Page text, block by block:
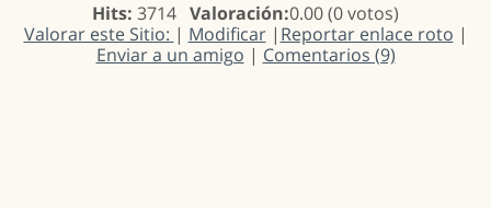
Hits: 3714 Valoración:0.00 (0 votos)
Valorar este Sitio: | Modificar| Reportar enlace roto |
Enviar a un amigo | Comentarios (9)